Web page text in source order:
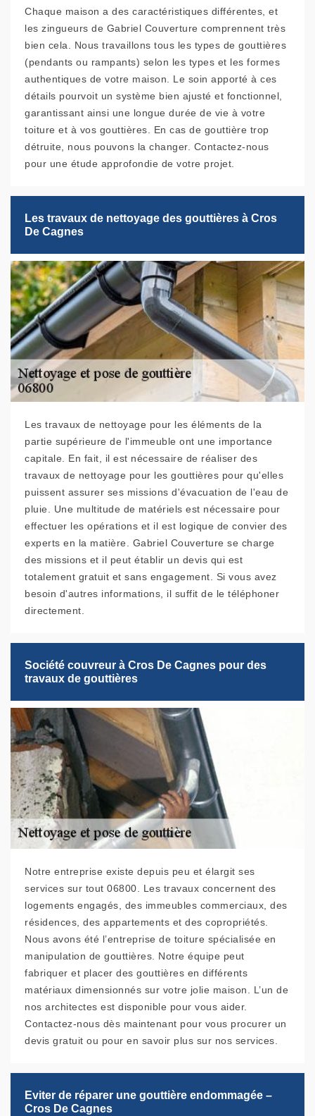
Chaque maison a des caractéristiques différentes, et
les zingueurs de Gabriel Couverture comprennent très
bien cela. Nous travaillons tous les types de gouttières
(pendants ou rampants) selon les types et les formes
authentiques de votre maison. Le soin apporté à ces
détails pourvoit un système bien ajusté et fonctionnel,
garantissant ainsi une longue durée de vie à votre
toiture et à vos gouttières. En cas de gouttière trop
détruite, nous pouvons la changer. Contactez-nous
pour une étude approfondie de votre projet.
Les travaux de nettoyage des gouttières à Cros
De Cagnes
Les travaux de nettoyage pour les éléments de la
partie supérieure de l'immeuble ont une importance
capitale. En fait, il est nécessaire de réaliser des
travaux de nettoyage pour les gouttières pour qu'elles
puissent assurer ses missions d'évacuation de l'eau de
pluie. Une multitude de matériels est nécessaire pour
effectuer les opérations et il est logique de convier des
experts en la matière. Gabriel Couverture se charge
des missions et il peut établir un devis qui est
totalement gratuit et sans engagement. Si vous avez
besoin d'autres informations, il suffit de le téléphoner
directement.
Société couvreur à Cros De Cagnes pour des
travaux de gouttières
Notre entreprise existe depuis peu et élargit ses
services sur tout 06800. Les travaux concernent des
logements engagés, des immeubles commerciaux, des
résidences, des appartements et des copropriétés.
Nous avons été l’entreprise de toiture spécialisée en
manipulation de gouttières. Notre équipe peut
fabriquer et placer des gouttières en différents
matériaux dimensionnés sur votre jolie maison. L’un de
nos architectes est disponible pour vous aider.
Contactez-nous dès maintenant pour vous procurer un
devis gratuit ou pour en savoir plus sur nos services.
Eviter de réparer une gouttière endommagée –
Cros De Cagnes